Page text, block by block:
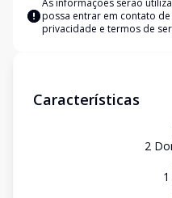
As informações serão
possa entrar em contato
privacidade e termos de
Características
2
1